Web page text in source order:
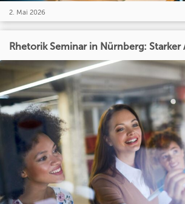
2. Mai 2026
Rhetorik Seminar in Nürnberg: